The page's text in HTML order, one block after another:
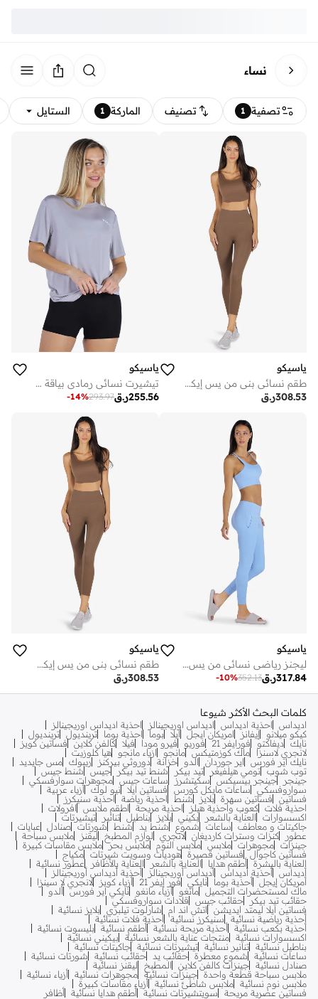
نساء
تصفية 1 تصنيف الماركة 1 الستايل
ياسيكو
طقم نسائي بني من يس إيكو للملابس الرياضية
ر.ق308.53
ياسيكو
تيشيرت نسائي رمادي بياقة مستديرة من
ر.ق255.56
293.97
-14%
ياسيكو
ليجنز رياضي نسائي من يس إيكو أزرق فاتح مطاطي لليوجا والجيم والجري واللياقة البدنية والتنزه | بنطلون رياضي عالي الخصر صديق للبيئة | % نايلون معاد تدويره، % سباندكس
ر.ق317.84
352.13
-10%
ياسيكو
طقم نسائي بني من يس إيكو للملابس الرياضية
ر.ق308.53
كلمات البحث الأكثر شيوعا
اديداس احذية اديداس اديداس اوريجينالز
احذية اديداس اوريجينالز
كيكو ميلانو
إيفانز امريكان ايجل ايلا بوما احذية بوما ترينديول ترينديول
نايك ديفاكتو فورايفر 21 فوريو فيرو مودا فيلا كالفن كلاين فساتين كويز
لانجري لاسنزا
ماك كوزمتيكس مانجو ازياء مانجو
هيا كلوزيت
نايك اير فورس
اير جوردان الدو خزانة دوروثي بيركنز ريبوك مس جايديد
توب شوب تومي هيلفيغر تيد بيكر شنط تيد بيكر جيس
شنط جيس
جينجر
جينجر بيسيكس سكيتشرز ساعات جيس مجوهرات سوارفسكي
سواروفسكي
ساعات مايكل كورس فساتين ايلا نيو لوك أزياء عربية
فساتين
فساتين سهرة بلايز شنط احذية رياضة
احذية سنيكرز
احذية فلات كعوب واحذية هيلز احذية مريحة اطقم ملابس
افرولات
اكسسوارات
العناية بالشعر بكيني بلايز بناطيل تنانير
تيشيرتات
جاكيتات و معاطف
ساعات شموع شنط يد شنط شورتات صنادل
عبايات
عطور
كنزات وسترات كارديغان لانجري لوازم المطبخ ليقنز
ملابس سباحة
جينزات مجوهرات ملابس ملابس النوم ملابس بحر ملابس مقاسات كبيرة
فساتين كاجوال
فساتين قصيرة هوديات وسويت شيرتات مكياج
العناية بالبشرة أطقم هدايا العناية بالشعر العناية بالأظافر
عطور نسائية
أديداس أحذية أديداس أديداس أوريجينالز
أحذية أديداس أوريجينالز
أمريكان إيجل أحذية بوما نايكي فور إيفر 21 أزياء كويز
لانجري لا سينزا
ماك لمستحضرات التجميل مانغو أزياء مانغو نايكي اير فورس ألدو
حقائب تيد بيكر
حقائب جيس
قلادات سواروفسكي
فساتين ايلا ليمتد ايديشن
اتش اند ام شارلوت تيلبري بلايز نسائية
أحذية رياضية نسائية
سنيكرز نسائية أحذية فلات نسائية
أحذية بكعب نسائية أحذية مريحة نسائية أطقم نسائية بليسوت نسائية
اكسسوارات نسائية منتجات عناية بالشعر نسائية بيكيني نسائية
بناطيل نسائية تنانير نسائية تيشيرتات نسائية جاكيتات نسائية
ساعات نسائية
شموع معطرة حقائب يد حقائب نسائية
شورتات نسائية
صنادل نسائية جينزات كالفن كلاين المطبخ
ليقنز نسائية
ملابس سباحة قطعة واحدة جينزات نسائية مجوهرات نسائية أزياء نسائية
ملابس نوم نسائية ملابس شاطئ نسائية أزياء مقاسات كبيرة
فساتين عصرية مريحة
سويتشيرتات نسائية أطقم هدايا نسائية أظافر